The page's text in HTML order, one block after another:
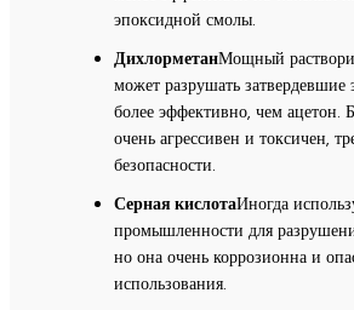
эпоксидной смолы.
ДихлорметанМощный
может разрушать
более эффективно, чем ацетон.
очень агрессивен и токсичен,
безопасности.
Серная кислотаИногда
промышленности для
но она очень коррозионна и
использования.